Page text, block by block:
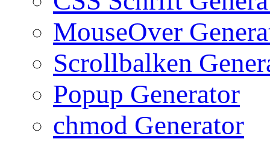
MouseOver
Scrollbalken
Popup Generator
chmod Generator